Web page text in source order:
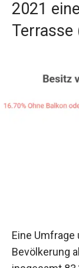
2021
Terrasse
Eine
Bevölkerung